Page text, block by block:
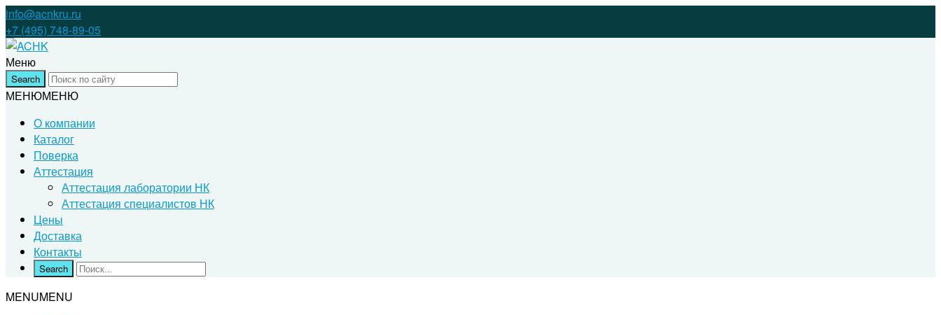
info@acnkru.ru
+7 (495) 748-89-05
Меню
МЕНЮМЕНЮ
О компании
Каталог
Поверка
Аттестация
Аттестация лаборатории НК
Аттестация специалистов НК
Цены
Доставка
Контакты
MENUMENU